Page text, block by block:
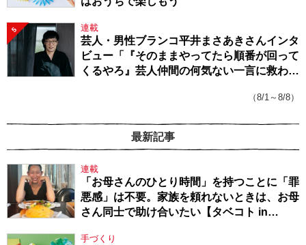
5 連載
芸人・男性ブランコ平井まさあきさんインタ
ビュー「『そのままやってたら順番が回って
くるやろ』芸人仲間の何気ない一言に救われ
（8/1～8/8）
最新記事
連載
「お母さんのひとり時間」を持つことに「罪
悪感」は不要。家族を頼れないときは、お母
さん同士で助け合いたい【タベコト in
手づくり